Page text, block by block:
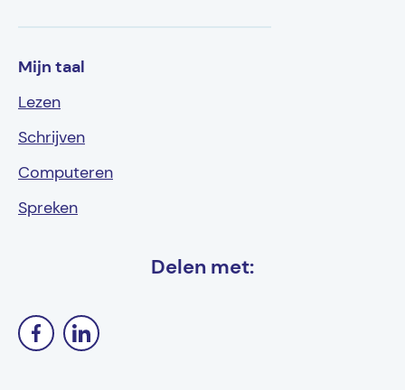
Mijn taal
Lezen
Schrijven
Computeren
Spreken
Delen met: